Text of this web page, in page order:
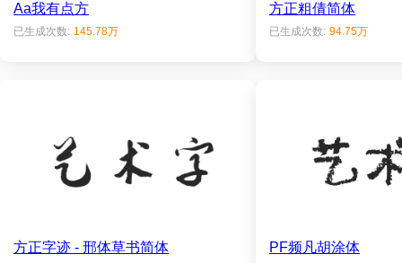
Aa我有点方
已生成次数: 145.78万
方正粗倩简体
已生成次数: 94.75万
方正字迹 - 邢体草书简体 PF频凡胡涂体